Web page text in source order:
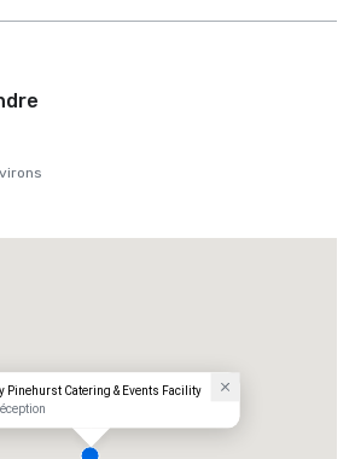
Pinehurst Catering & Events Facility